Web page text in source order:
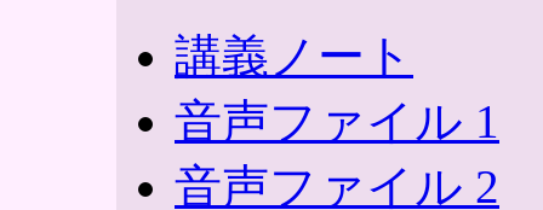
講義ノート
音声ファイル 1
音声ファイル 2